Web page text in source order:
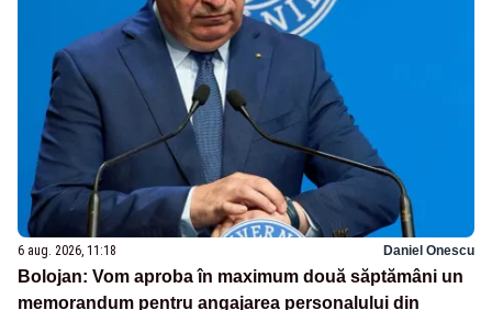
6 aug. 2026, 11:18 Daniel Onescu
Bolojan: Vom aproba în maximum două săptămâni un
memorandum pentru angajarea personalului din